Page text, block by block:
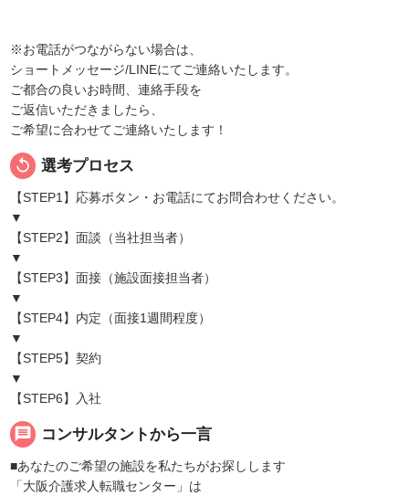
※お電話がつながらない場合は、
ショートメッセージ/LINEにてご連絡いたします。
ご都合の良いお時間、連絡手段を
ご返信いただきましたら、
ご希望に合わせてご連絡いたします！
replay 選考プロセス
【STEP1】応募ボタン・お電話にてお問合わせください。
▼
【STEP2】面談（当社担当者）
▼
【STEP3】面接（施設面接担当者）
▼
【STEP4】内定（面接1週間程度）
▼
【STEP5】契約
▼
【STEP6】入社
message コンサルタントから一言
■あなたのご希望の施設を私たちがお探しします
「大阪介護求人転職センター」は